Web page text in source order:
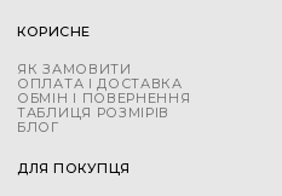
КОРИСНЕ
ЯК ЗАМОВИТИ
ОПЛАТА І ДОСТАВКА
ОБМІН І ПОВЕРНЕННЯ
ТАБЛИЦЯ РОЗМІРІВ
БЛОГ
ДЛЯ ПОКУПЦЯ